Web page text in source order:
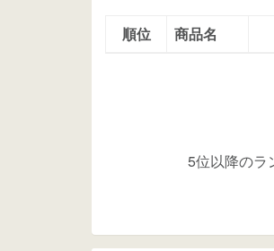
順位 商品名
5位以降のラ